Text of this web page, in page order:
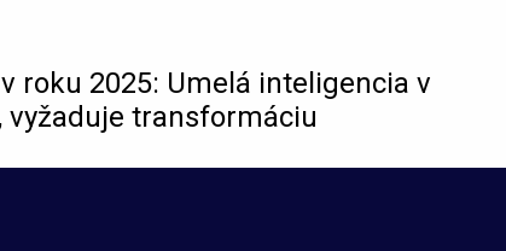
roku 2025: Umelá inteligencia v
vyžaduje transformáciu